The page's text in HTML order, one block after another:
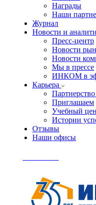
Награды
Наши
Журнал
Новости и
Пресс-центр
Новости
Новости
Мы в прессе
ИНКОМ в
Карьера
Приглашаем
Учебный
Истории
Отзывы
Наши офисы